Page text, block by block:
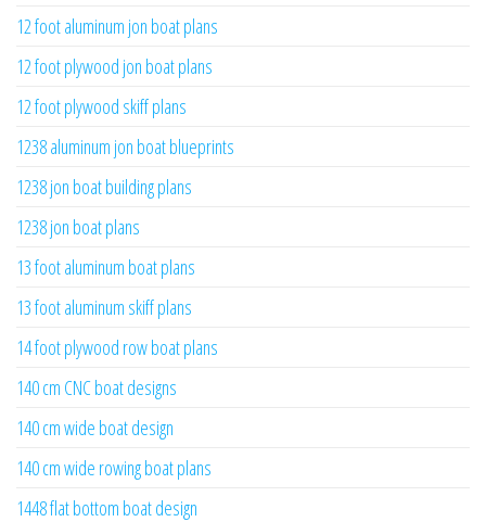
12 foot aluminum jon boat plans
12 foot plywood jon boat plans
12 foot plywood skiff plans
1238 aluminum jon boat blueprints
1238 jon boat building plans
1238 jon boat plans
13 foot aluminum boat plans
13 foot aluminum skiff plans
14 foot plywood row boat plans
140 cm CNC boat designs
140 cm wide boat design
140 cm wide rowing boat plans
1448 flat bottom boat design